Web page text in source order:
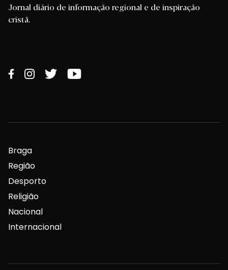
Jornal diário de informação regional e de inspiração
cristã.
Braga
Região
Desporto
Religião
Nacional
Internacional